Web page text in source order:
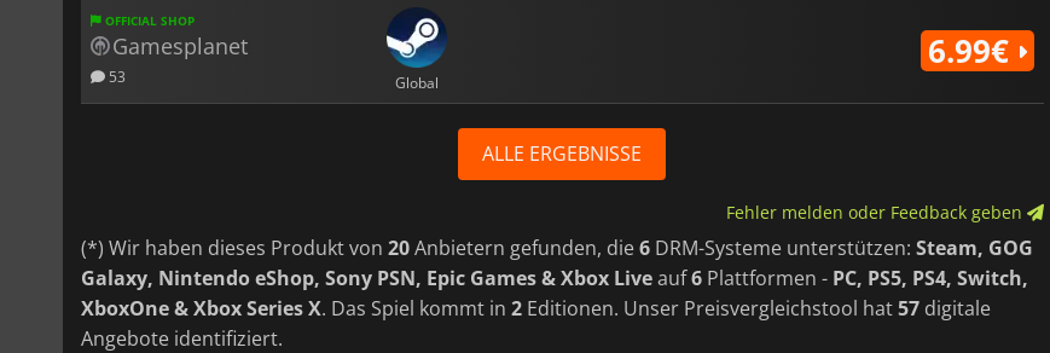
OFFICIAL SHOP
Gamesplanet
53 Global
6.99€
ALLE ERGEBNISSE
Fehler melden oder Feedback geben
(*) Wir haben dieses Produkt von 20Anbietern gefunden, die6 DRM-Systeme unterstützen: Steam, GOG
Galaxy, Nintendo eShop, Sony PSN, Epic Games & Xbox Liveauf6 Plattformen - PC, PS5, PS4, Switch,
XboxOne & Xbox Series X. Das Spiel kommt in 2 Editionen. Unser Preisvergleichstool hat57 digitale
Angebote identifiziert.